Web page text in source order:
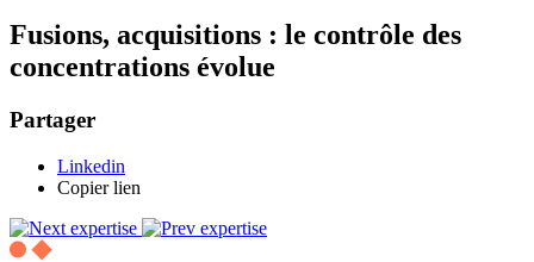
Fusions, acquisitions : le contrôle des
concentrations évolue
Partager
Linkedin
Copier lien